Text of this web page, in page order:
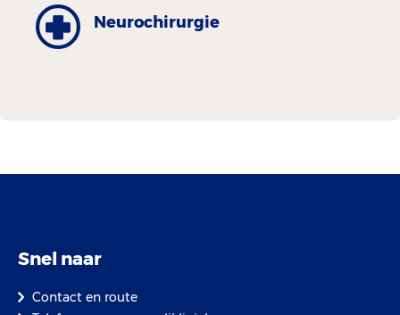
Neurochirurgie
Snel naar
Contact en route